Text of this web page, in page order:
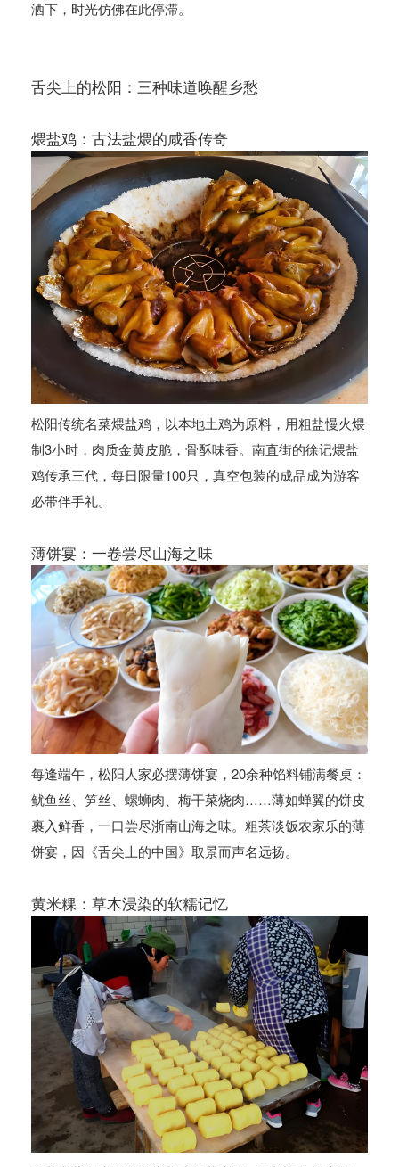
洒下，时光仿佛在此停滞。
舌尖上的松阳：三种味道唤醒乡愁
煨盐鸡：古法盐煨的咸香传奇
松阳传统名菜煨盐鸡，以本地土鸡为原料，用粗盐慢火煨
制3小时，肉质金黄皮脆，骨酥味香。南直街的徐记煨盐
鸡传承三代，每日限量100只，真空包装的成品成为游客
必带伴手礼。
薄饼宴：一卷尝尽山海之味
每逢端午，松阳人家必摆薄饼宴，20余种馅料铺满餐桌：
鱿鱼丝、笋丝、螺蛳肉、梅干菜烧肉……薄如蝉翼的饼皮
裹入鲜香，一口尝尽浙南山海之味。粗茶淡饭农家乐的薄
饼宴，因《舌尖上的中国》取景而声名远扬。
黄米粿：草木浸染的软糯记忆